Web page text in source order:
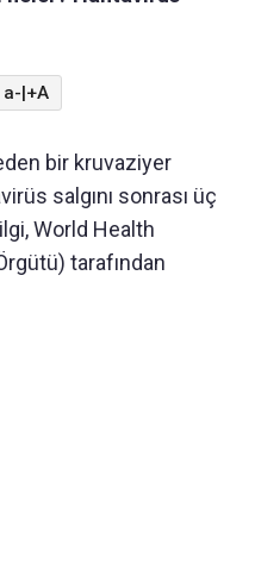
a-|+A
bir kruvaziyer
salgını sonrası üç
World Health
tarafından